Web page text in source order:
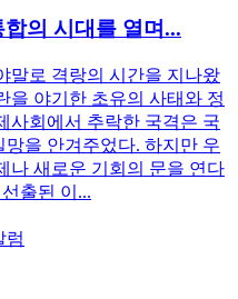
의 시대를 열며...
말로 격랑의 시간을 지나왔
을 야기한 초유의 사태와 정
사회에서 추락한 국격은 국
을 안겨주었다. 하지만 우
나 새로운 기회의 문을 연다
출된 이...
럼